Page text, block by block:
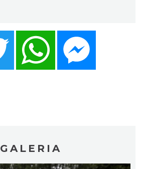
Twitter WhatsApp
GALERIA